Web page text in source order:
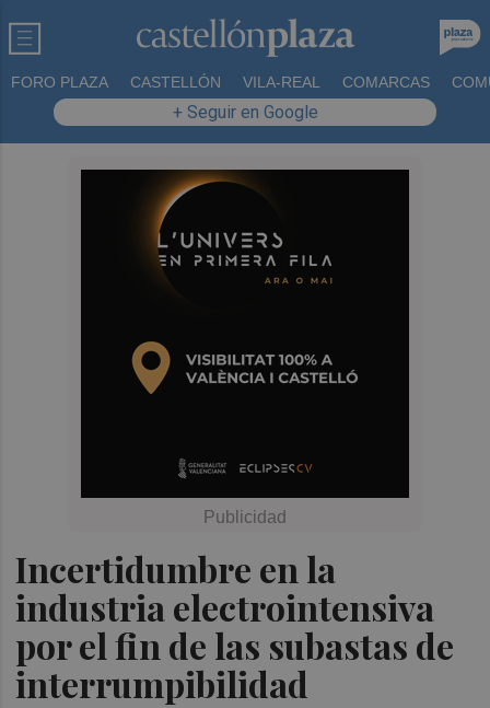
FORO PLAZA CASTELLÓN VILA-REAL COMARCAS
+ Seguir en Google
Incertidumbre en la
industria electrointensiva
por el fin de las subastas de
interrumpibilidad